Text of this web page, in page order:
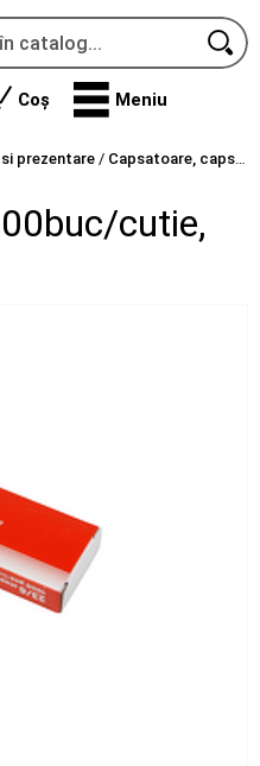
Coș Meniu
prezentare / Capsatoare, capse, decapsatoare
cutie,